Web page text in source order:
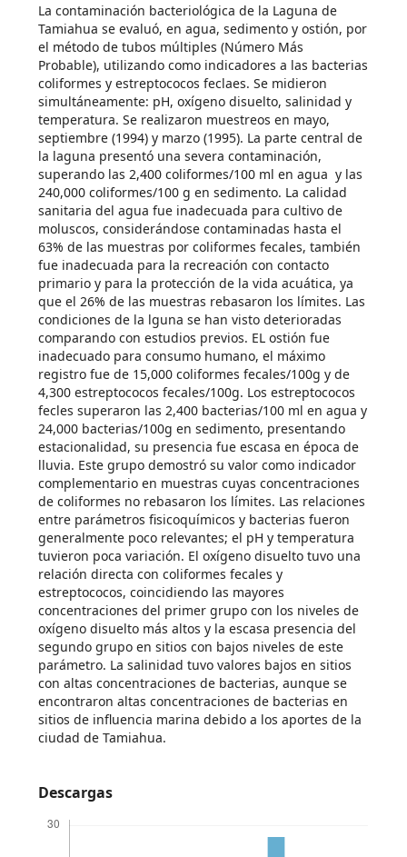
La contaminación bacteriológica de la Laguna de
Tamiahua se evaluó, en agua, sedimento y ostión, por
el método de tubos múltiples (Número Más
Probable), utilizando como indicadores a las bacterias
coliformes y estreptococos feclaes. Se midieron
simultáneamente: pH, oxígeno disuelto, salinidad y
temperatura. Se realizaron muestreos en mayo,
septiembre (1994) y marzo (1995). La parte central de
la laguna presentó una severa contaminación,
superando las 2,400 coliformes/100 ml en agua y las
240,000 coliformes/100 g en sedimento. La calidad
sanitaria del agua fue inadecuada para cultivo de
moluscos, considerándose contaminadas hasta el
63% de las muestras por coliformes fecales, también
fue inadecuada para la recreación con contacto
primario y para la protección de la vida acuática, ya
que el 26% de las muestras rebasaron los límites. Las
condiciones de la lguna se han visto deterioradas
comparando con estudios previos. EL ostión fue
inadecuado para consumo humano, el máximo
registro fue de 15,000 coliformes fecales/100g y de
4,300 estreptococos fecales/100g. Los estreptococos
fecles superaron las 2,400 bacterias/100 ml en agua y
24,000 bacterias/100g en sedimento, presentando
estacionalidad, su presencia fue escasa en época de
lluvia. Este grupo demostró su valor como indicador
complementario en muestras cuyas concentraciones
de coliformes no rebasaron los límites. Las relaciones
entre parámetros fisicoquímicos y bacterias fueron
generalmente poco relevantes; el pH y temperatura
tuvieron poca variación. El oxígeno disuelto tuvo una
relación directa con coliformes fecales y
estreptococos, coincidiendo las mayores
concentraciones del primer grupo con los niveles de
oxígeno disuelto más altos y la escasa presencia del
segundo grupo en sitios con bajos niveles de este
parámetro. La salinidad tuvo valores bajos en sitios
con altas concentraciones de bacterias, aunque se
encontraron altas concentraciones de bacterias en
sitios de influencia marina debido a los aportes de la
ciudad de Tamiahua.
Descargas